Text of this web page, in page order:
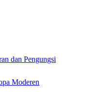
dan Pengungsi
Moderen